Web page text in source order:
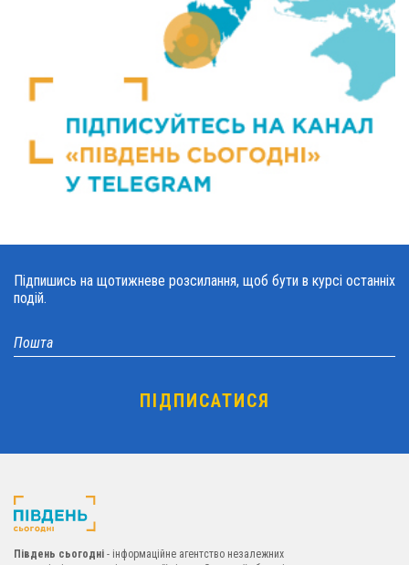
Підпишись на щотижневе розсилання, щоб бути в курсі останніх
подій.
Південь сьогодні - інформаційне агентство незалежних